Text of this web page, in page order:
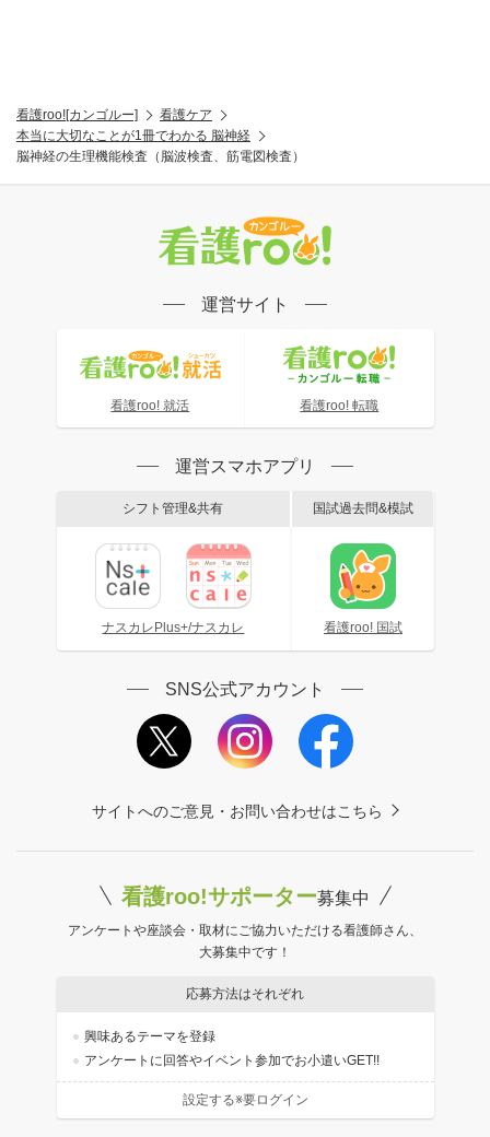
看護roo![カンゴルー]
看護ケア
本当に大切なことが1冊でわかる 脳神経
脳神経の生理機能検査（脳波検査、筋電図検査）
運営サイト
看護roo! 就活 看護roo! 転職
運営スマホアプリ
シフト管理&共有
ナスカレPlus+/ナスカレ
国試過去問&模試
看護roo! 国試
SNS公式アカウント
サイトへのご意見・お問い合わせはこちら
看護roo!サポーター募集中
アンケートや座談会・取材にご協力いただける看護師さん、
大募集中です！
応募方法はそれぞれ
興味あるテーマを登録
アンケートに回答やイベント参加でお小遣いGET!!
設定する※要ログイン